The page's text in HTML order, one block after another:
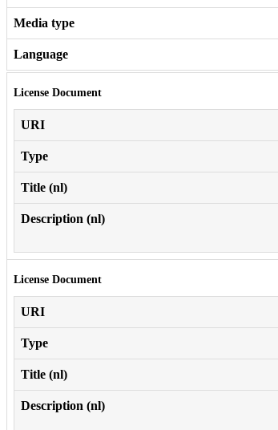
Media type
Language
License Document
URI
Type
Title (nl)
Description (nl)
License Document
URI
Type
Title (nl)
Description (nl)